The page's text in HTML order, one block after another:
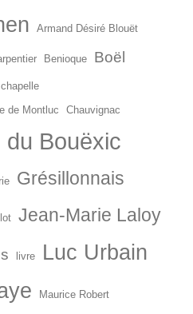
Armand Désiré Blouët
Benioque
Boël
chapelle
de Montluc
Chauvignac
du Bouëxic
Grésillonnais
Jean-Marie Laloy
livre Luc Urbain
Maurice Robert